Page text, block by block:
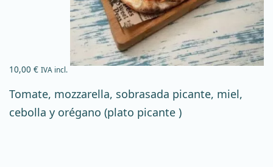
10,00 € IVA incl.
Tomate, mozzarella, sobrasada picante, miel,
cebolla y orégano (plato picante )